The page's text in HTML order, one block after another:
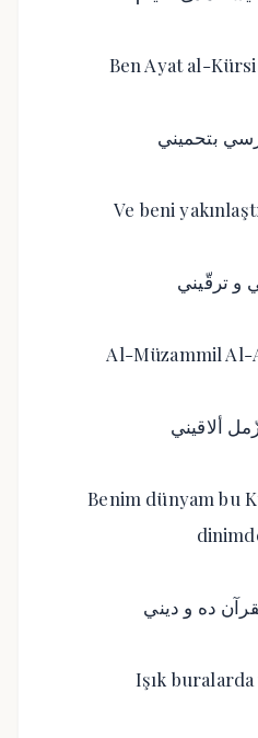
Ben Ayat al-
بتحميني
Ve beni
و ترقّيني
Al-Müzammil Al-
ألاقيني
Benim dünyam bu
ده و ديني
Işık buralarda